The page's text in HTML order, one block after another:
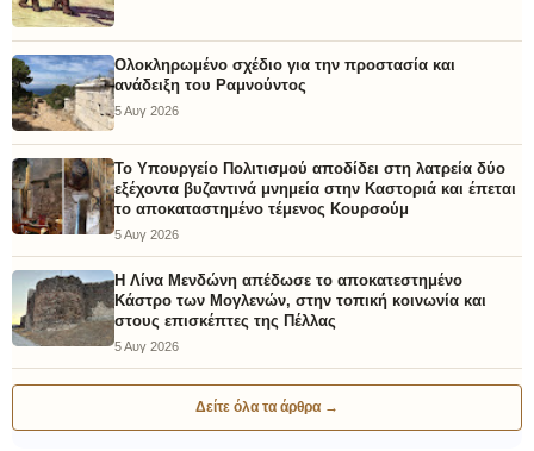
Ολοκληρωμένο σχέδιο για την προστασία και
ανάδειξη του Ραμνούντος
5 Αυγ 2026
Το Υπουργείο Πολιτισμού αποδίδει στη λατρεία δύο
εξέχοντα βυζαντινά μνημεία στην Καστοριά και έπεται
το αποκαταστημένο τέμενος Κουρσούμ
5 Αυγ 2026
Η Λίνα Μενδώνη απέδωσε το αποκατεστημένο
Κάστρο των Μογλενών, στην τοπική κοινωνία και
στους επισκέπτες της Πέλλας
5 Αυγ 2026
Δείτε όλα τα άρθρα →